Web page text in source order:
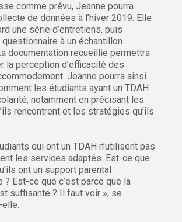
comme prévu, Jeanne pourra
de données à l’hiver 2019. Elle
une série d’entretiens, puis
à un échantillon
documentation recueillie permettra
la perception d’efficacité des
Jeanne pourra ainsi
les étudiants ayant un TDAH
notamment en précisant les
rencontrent et les stratégies qu’ils
qui ont un TDAH n’utilisent pas
les services adaptés. Est-ce que
ont un support parental
? Est-ce que c’est parce que la
suffisante ? Il faut voir », se